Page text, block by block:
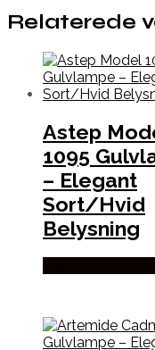
Relaterede
Astep
1095
– Elegant
Sort/Hvid
Belysning